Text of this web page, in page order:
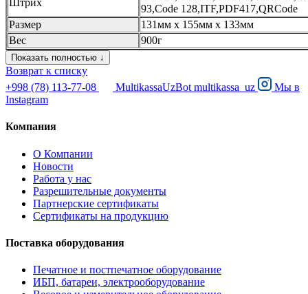
Штрих
93,Code 128,ITF,PDF417,QRCode
Размер
131мм х 155мм х 133мм
Вес
900г
Показать полностью ↓
Возврат к списку
+998 (78) 113-77-08
MultikassaUzBot multikassa_uz
Мы в
Instagram
Компания
О Компании
Новости
Работа у нас
Разрешительные документы
Партнерские сертификаты
Сертификаты на продукцию
Поставка оборудования
Печатное и постпечатное оборудование
ИБП, батареи, электрооборудование